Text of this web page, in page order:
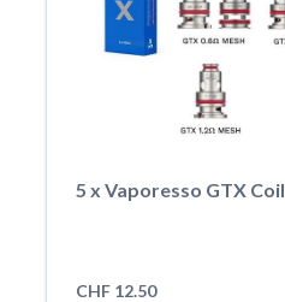
5 x Vaporesso GTX Coil
CHF 12.50